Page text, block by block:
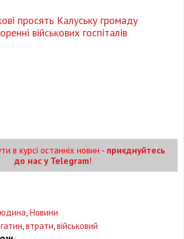
просять Калуську громаду
військових госпіталів
в курсі останніх новин - приєднуйтесь
до нас у Telegram!
Новини
втрати військовий